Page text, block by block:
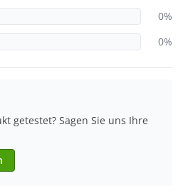
0%
0%
getestet? Sagen Sie uns Ihre